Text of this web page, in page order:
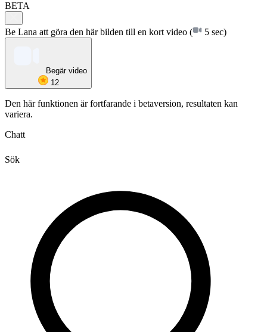
BETA
Be Lana att göra den här bilden till en kort video ( 5 sec)
Begär video
12
Den här funktionen är fortfarande i betaversion, resultaten kan
variera.
Chatt
Sök